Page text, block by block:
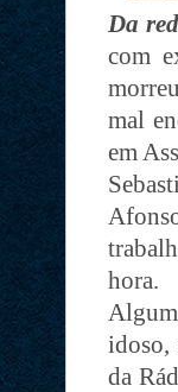
Da
com
mal
em
hora.
idoso,
da